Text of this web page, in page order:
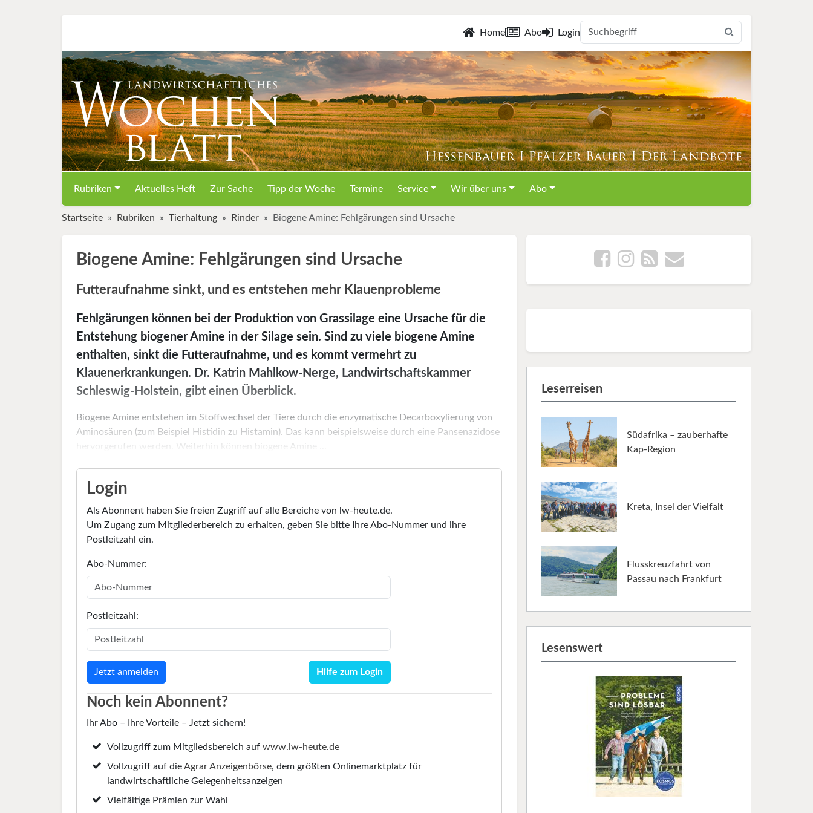
Home Abo Login
Rubriken Aktuelles Heft Zur Sache Tipp der Woche Termine Service Wir über uns Abo
Startseite Rubriken Tierhaltung Rinder Biogene Amine: Fehlgärungen sind Ursache
Biogene Amine: Fehlgärungen sind Ursache
Futteraufnahme sinkt, und es entstehen mehr Klauenprobleme
Fehlgärungen können bei der Produktion von Grassilage eine Ursache für die
Entstehung biogener Amine in der Silage sein. Sind zu viele biogene Amine
enthalten, sinkt die Futteraufnahme, und es kommt vermehrt zu
Klauenerkrankungen. Dr. Katrin Mahlkow-Nerge, Landwirtschaftskammer
Schleswig-Holstein, gibt einen Überblick.
Biogene Amine entstehen im Stoffwechsel der Tiere durch die enzymatische Decarboxylierung von
Aminosäuren (zum Beispiel Histidin zu Histamin). Das kann beispielsweise durch eine Pansenazidose
hervorgerufen werden. Weiterhin können biogene Amine ...
Login
Als Abonnent haben Sie freien Zugriff auf alle Bereiche von lw-heute.de.
Um Zugang zum Mitgliederbereich zu erhalten, geben Sie bitte Ihre Abo-Nummer und ihre
Postleitzahl ein.
Abo-Nummer:
Postleitzahl:
Hilfe zum Login
Noch kein Abonnent?
Ihr Abo – Ihre Vorteile – Jetzt sichern!
Vollzugriff zum Mitgliedsbereich aufwww.lw-heute.de
Vollzugriff auf dieAgrar Anzeigenbörse, dem größten Onlinemarktplatz für
landwirtschaftliche Gelegenheitsanzeigen
Vielfältige Prämien zur Wahl
Leserreisen
Südafrika – zauberhafte
Kap-Region
Kreta, Insel der Vielfalt
Flusskreuzfahrt von
Passau nach Frankfurt
Lesenswert